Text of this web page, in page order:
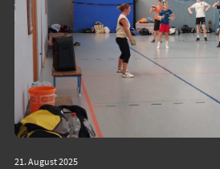
21. August 2025